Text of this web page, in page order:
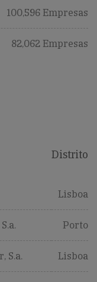
100,596 Empresas
82,062 Empresas
Distrito
Lisboa
Porto
S.a. Lisboa